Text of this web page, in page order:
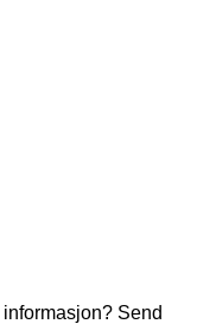
Send